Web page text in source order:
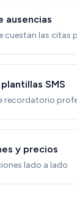
ausencias
cuestan las citas
SMS
recordatorio
y precios
lado a lado